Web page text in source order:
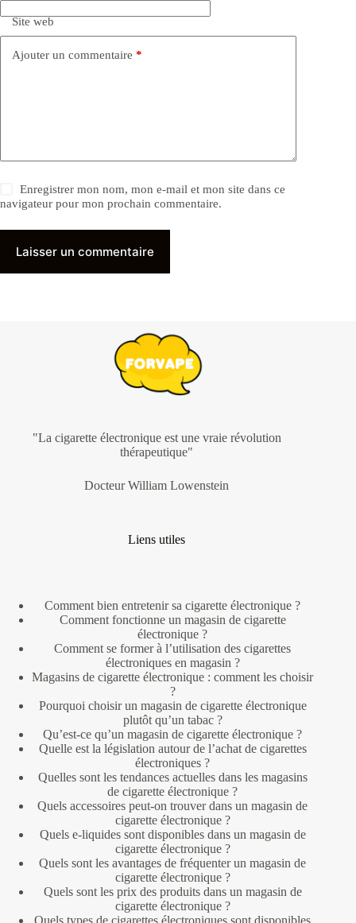
Site web
Ajouter un commentaire *
Enregistrer mon nom, mon e-mail et mon site dans ce
navigateur pour mon prochain commentaire.
Laisser un commentaire
"La cigarette électronique est une vraie révolution
thérapeutique"
Docteur William Lowenstein
Liens utiles
Comment bien entretenir sa cigarette électronique ?
Comment fonctionne un magasin de cigarette
électronique ?
Comment se former à l’utilisation des cigarettes
électroniques en magasin ?
Magasins de cigarette électronique : comment les choisir
?
Pourquoi choisir un magasin de cigarette électronique
plutôt qu’un tabac ?
Qu’est-ce qu’un magasin de cigarette électronique ?
Quelle est la législation autour de l’achat de cigarettes
électroniques ?
Quelles sont les tendances actuelles dans les magasins
de cigarette électronique ?
Quels accessoires peut-on trouver dans un magasin de
cigarette électronique ?
Quels e-liquides sont disponibles dans un magasin de
cigarette électronique ?
Quels sont les avantages de fréquenter un magasin de
cigarette électronique ?
Quels sont les prix des produits dans un magasin de
cigarette électronique ?
Quels types de cigarettes électroniques sont disponibles